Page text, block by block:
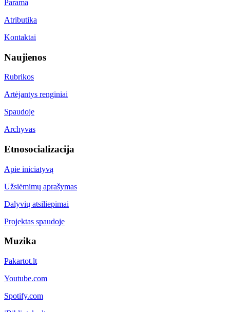
Parama
Atributika
Kontaktai
Naujienos
Rubrikos
Artėjantys renginiai
Spaudoje
Archyvas
Etnosocializacija
Apie iniciatyvą
Užsiėmimų aprašymas
Dalyvių atsiliepimai
Projektas spaudoje
Muzika
Pakartot.lt
Youtube.com
Spotify.com